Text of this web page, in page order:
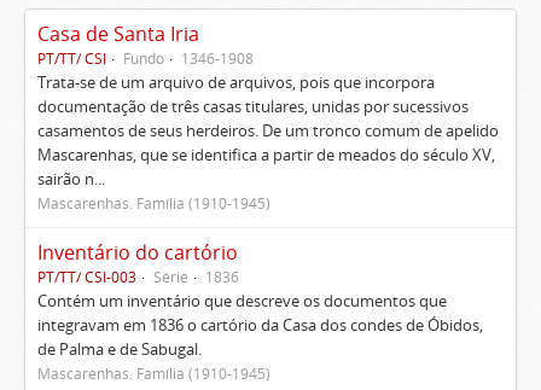
Casa de Santa Iria
PT/TT/ CSI Fundo 1346-1908
Trata-se de um arquivo de arquivos, pois que incorpora
documentação de três casas titulares, unidas por sucessivos
casamentos de seus herdeiros. De um tronco comum de apelido
Mascarenhas, que se identifica a partir de meados do século XV,
sairão n...
Mascarenhas. Família (1910-1945)
Inventário do cartório
PT/TT/ CSI-003 Série 1836
Contém um inventário que descreve os documentos que
integravam em 1836 o cartório da Casa dos condes de Óbidos,
de Palma e de Sabugal.
Mascarenhas. Família (1910-1945)